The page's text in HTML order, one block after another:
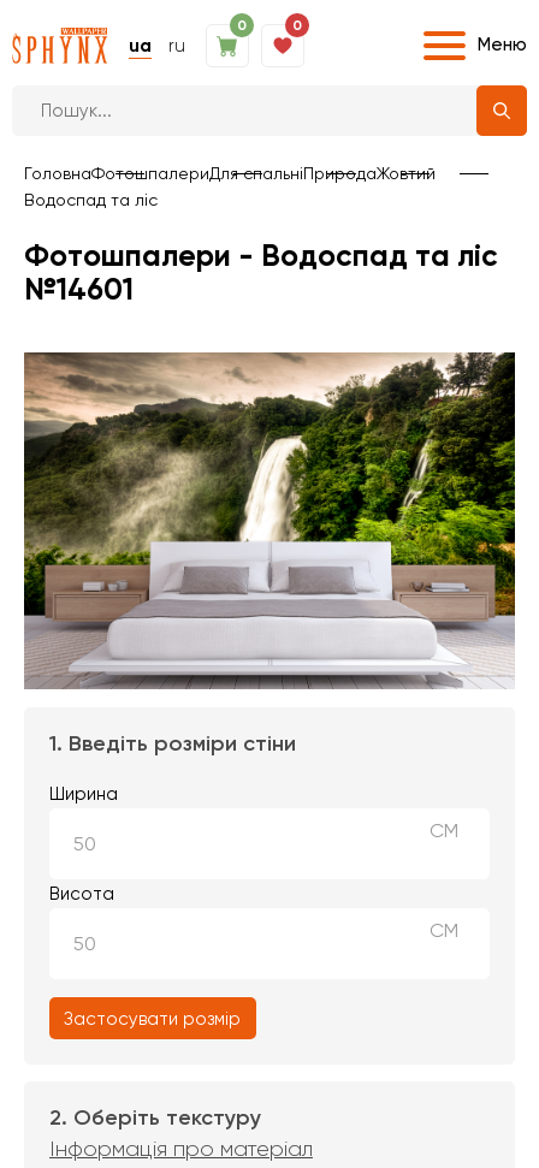
ua ru
0 0
Меню
ГоловнаФотошпалериДля спальніПриродаЖовтий
Водоспад та ліс
Фотошпалери - Водоспад та ліс
№14601
1. Введіть розміри стіни
Ширина
СМ
Висота
СМ
Застосувати розмір
2. Оберіть текстуру
Інформація про матеріал